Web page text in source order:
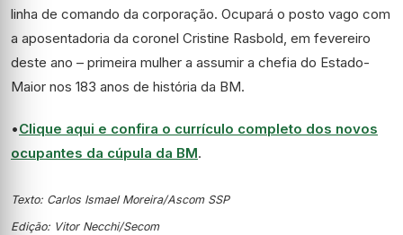
linha de comando da corporação. Ocupará o posto vago com
a aposentadoria da coronel Cristine Rasbold, em fevereiro
deste ano – primeira mulher a assumir a chefia do Estado-
Maior nos 183 anos de história da BM.
•Clique aqui e confira o currículo completo dos novos
ocupantes da cúpula da BM.
Texto: Carlos Ismael Moreira/Ascom SSP
Edição: Vitor Necchi/Secom